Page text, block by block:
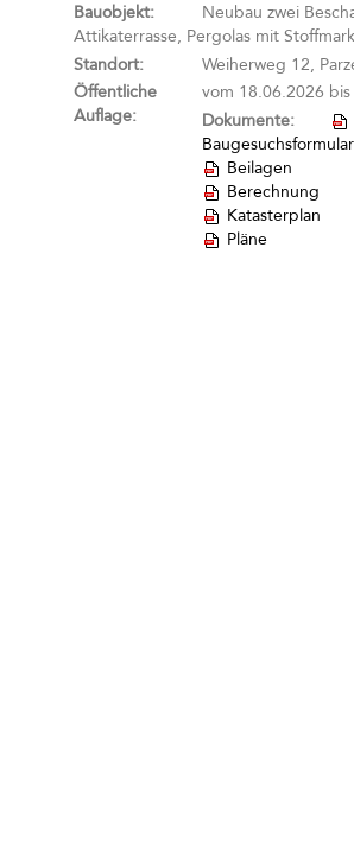
Bauobjekt:
Neubau zwei
Attikaterrasse, Pergolas mit
Standort:
Öffentliche
Auflage:
Dokumente:
Baugesuchsformular
Beilagen
Berechnung
Katasterplan
Pläne